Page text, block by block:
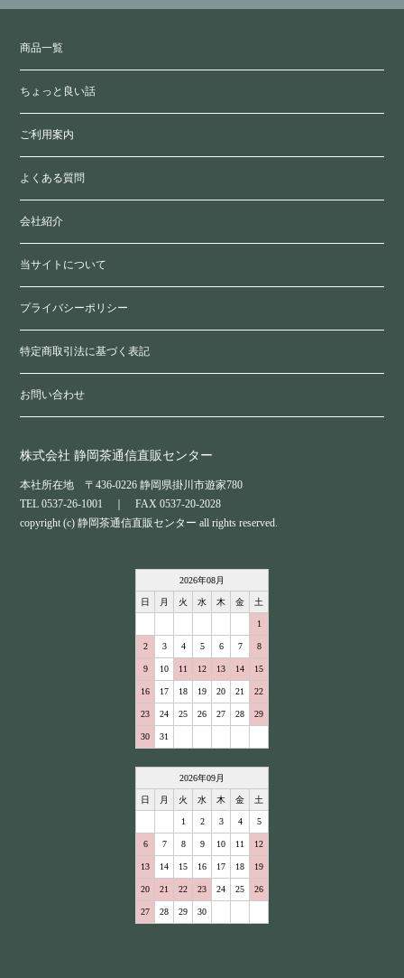
商品一覧
ちょっと良い話
ご利用案内
よくある質問
会社紹介
当サイトについて
プライバシーポリシー
特定商取引法に基づく表記
お問い合わせ
株式会社 静岡茶通信直販センター
本社所在地 〒436-0226 静岡県掛川市遊家780
TEL 0537-26-1001 ｜ FAX 0537-20-2028
copyright (c) 静岡茶通信直販センター all rights reserved.
2026年08月
日 月 火 水 木 金 土
1
2 3 4 5 6 7 8
9 10 11 12 13 14 15
16 17 18 19 20 21 22
23 24 25 26 27 28 29
30 31
2026年09月
日 月 火 水 木 金 土
1 2 3 4 5
6 7 8 9 10 11 12
13 14 15 16 17 18 19
20 21 22 23 24 25 26
27 28 29 30